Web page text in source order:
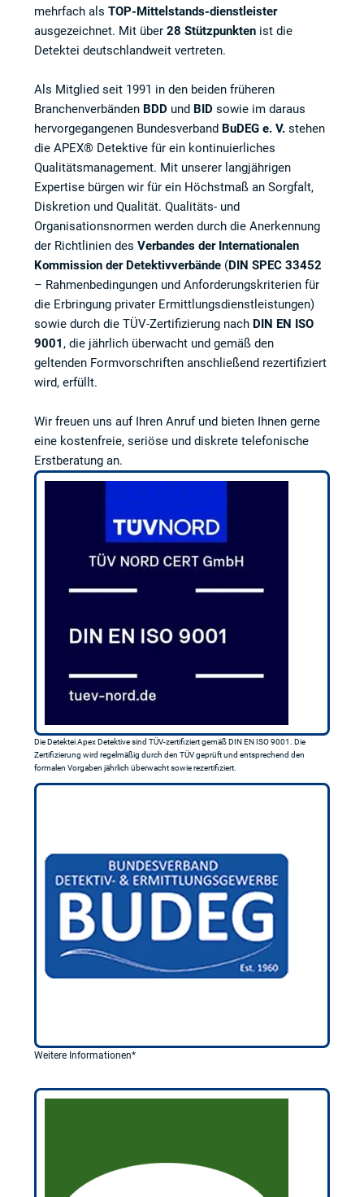
mehrfach alsTOP-Mittelstands-dienstleister
ausgezeichnet. Mit über28 Stützpunkten ist die
Detektei deutschlandweit vertreten.
Als Mitglied seit 1991 in den beiden früheren
Branchenverbänden BDD und BID sowie im daraus
hervorgegangenen Bundesverband BuDEG e. V. stehen
die APEX® Detektive für ein kontinuierliches
Qualitätsmanagement. Mit unserer langjährigen
Expertise bürgen wir für ein Höchstmaß an Sorgfalt,
Diskretion und Qualität. Qualitäts- und
Organisationsnormen werden durch die Anerkennung
der Richtlinien desVerbandes der Internationalen
Kommission der Detektivverbände (DIN SPEC 33452
– Rahmenbedingungen und Anforderungskriterien für
die Erbringung privater Ermittlungsdienstleistungen)
sowie durch die TÜV-Zertifizierung nach DIN EN ISO
9001 , die jährlich überwacht und gemäß den
geltenden Formvorschriften anschließend rezertifiziert
wird, erfüllt.
Wir freuen uns auf Ihren Anruf und bieten Ihnen gerne
eine kostenfreie, seriöse und diskrete telefonische
Erstberatung an.
Die Detektei Apex Detektive sind TÜV-zertifiziert gemäß DIN EN ISO 9001. Die
Zertifizierung wird regelmäßig durch den TÜV geprüft und entsprechend den
formalen Vorgaben jährlich überwacht sowie rezertifiziert.
Weitere Informationen*